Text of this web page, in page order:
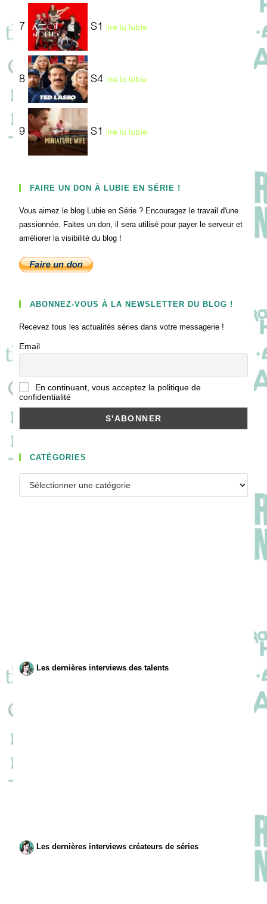
7 S1 lire la lubie
8 S4 lire la lubie
9 S1 lire la lubie
FAIRE UN DON À LUBIE EN SÉRIE !
Vous aimez le blog Lubie en Série ? Encouragez le travail d'une
passionnée. Faites un don, il sera utilisé pour payer le serveur et
améliorer la visibilité du blog !
ABONNEZ-VOUS À LA NEWSLETTER DU BLOG !
Recevez tous les actualités séries dans votre messagerie !
Email
En continuant, vous acceptez la politique de
confidentialité
CATÉGORIES
Les dernières interviews des talents
Les dernières interviews créateurs de séries